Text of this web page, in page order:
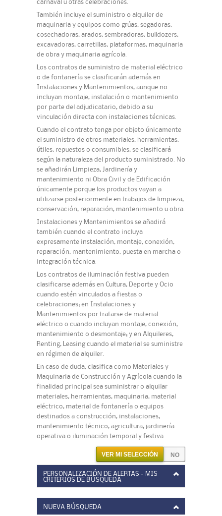
carnaval u otras celebraciones.
También incluye el suministro o alquiler de
maquinaria y equipos como grúas, segadoras,
cosechadoras, arados, sembradoras, bulldozers,
excavadoras, carretillas, plataformas, maquinaria
de obra y maquinaria agrícola.
Los contratos de suministro de material eléctrico
o de fontanería se clasificarán además en
Instalaciones y Mantenimientos, aunque no
incluyan montaje, instalación o mantenimiento
por parte del adjudicatario, debido a su
vinculación directa con instalaciones técnicas.
Cuando el contrato tenga por objeto únicamente
el suministro de otros materiales, herramientas,
útiles, repuestos o consumibles, se clasificará
según la naturaleza del producto suministrado. No
se añadirán Limpieza, Jardinería y
mantenimiento ni Obra Civil y de Edificación
únicamente porque los productos vayan a
utilizarse posteriormente en trabajos de limpieza,
conservación, reparación, mantenimiento u obra.
Instalaciones y Mantenimientos se añadirá
también cuando el contrato incluya
expresamente instalación, montaje, conexión,
reparación, mantenimiento, puesta en marcha o
integración técnica.
Los contratos de iluminación festiva pueden
clasificarse además en Cultura, Deporte y Ocio
cuando estén vinculados a fiestas o
celebraciones; en Instalaciones y
Mantenimientos por tratarse de material
eléctrico o cuando incluyan montaje, conexión,
mantenimiento o desmontaje; y en Alquileres,
Renting, Leasing cuando el material se suministre
en régimen de alquiler.
En caso de duda, clasifica como Materiales y
Maquinaria de Construcción y Agrícola cuando la
finalidad principal sea suministrar o alquilar
materiales, herramientas, maquinaria, material
eléctrico, material de fontanería o equipos
destinados a construcción, instalaciones,
mantenimiento técnico, agricultura, jardinería
operativa o iluminación temporal y festiva
VER MI SELECCIÓN
PERSONALIZACIÓN DE ALERTAS - MIS
CRITERIOS DE BÚSQUEDA
NUEVA BÚSQUEDA